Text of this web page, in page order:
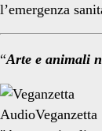
l’emergenza
“Arte e animali
AudioVeganzetta